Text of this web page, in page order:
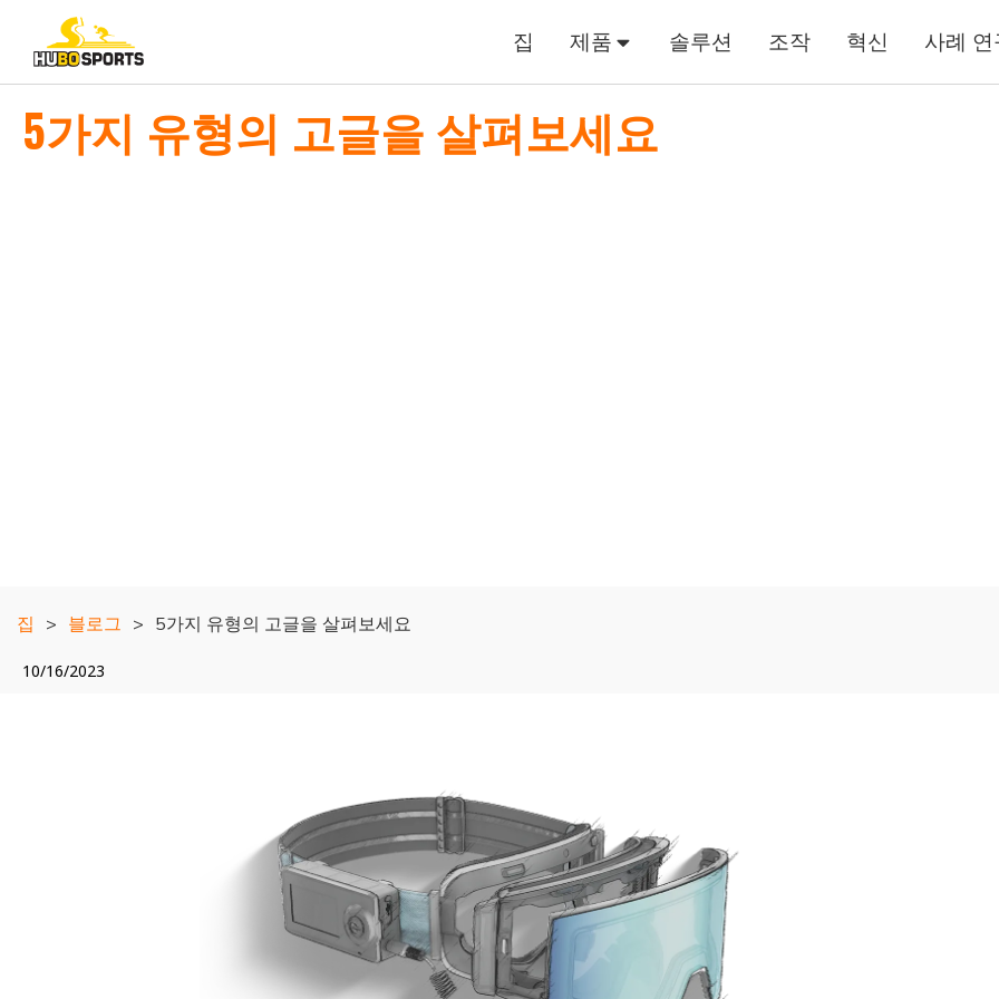
집 제품 솔루션 조작 혁신 사례 연
5가지 유형의 고글을 살펴보세요
집 > 블로그 > 5가지 유형의 고글을 살펴보세요
10/16/2023